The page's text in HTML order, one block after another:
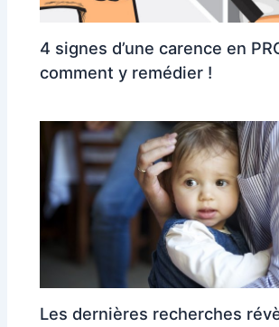
4 signes d’une carence en
comment y remédier !
Les dernières recherches